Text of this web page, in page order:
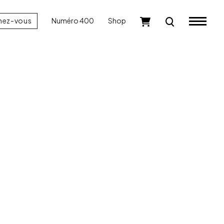
vous Numéro 400 Shop